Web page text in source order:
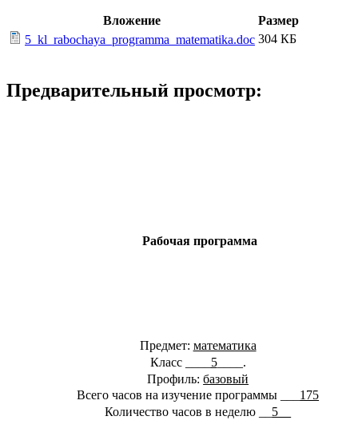
Вложение
Размер
5_kl_rabochaya_programma_matematika.doc 304 КБ
Предварительный просмотр:
Рабочая программа
Предмет: математика
Класс ____ 5____.
Профиль:базовый
Всего часов на изучение программы ___ 175
Количество часов в неделю __ 5__